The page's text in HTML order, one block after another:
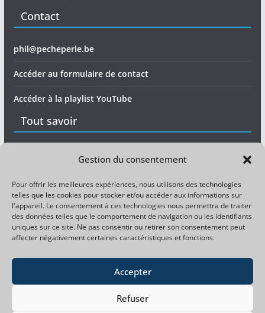
Gestion du consentement
Pour offrir les meilleures expériences, nous utilisons des technologies
telles que les cookies pour stocker et/ou accéder aux informations sur
l'appareil. Le consentement à ces technologies nous permettra de traiter
des données telles que le comportement de navigation ou les identifiants
uniques sur ce site. Ne pas consentir ou retirer son consentement peut
affecter négativement certaines caractéristiques et fonctions.
Accepter
Refuser
Contact
phil@pecheperle.be
Accéder au formulaire de contact
Accéder à la playlist YouTube
Tout savoir
Divers
Magazine pêche gratuit